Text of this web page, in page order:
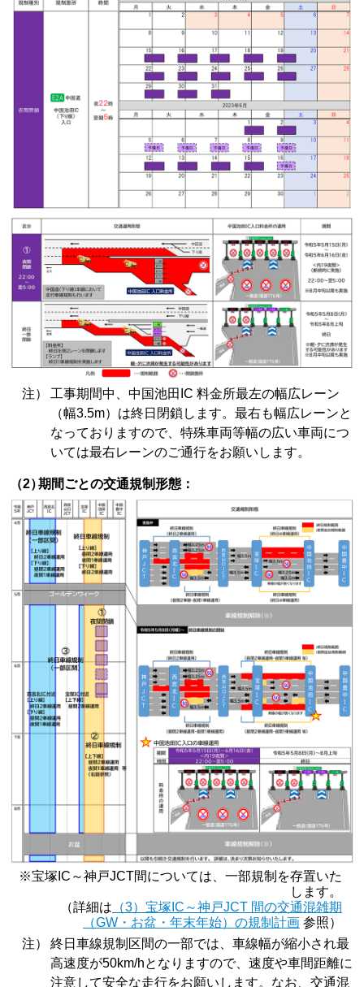
注）
工事期間中、中国池田IC 料金所最左の幅広レーン
（幅3.5m）は終日閉鎖します。最右も幅広レーンと
なっておりますので、特殊車両等幅の広い車両につ
いては最右レーンのご通行をお願いします。
（2）期間ごとの交通規制形態：
※宝塚IC～神戸JCT間については、一部規制を存置いた
します。
（詳細は （3）宝塚IC～神戸JCT 間の交通混雑期
（GW・お盆・年末年始）の規制計画 参照）
注）
終日車線規制区間の一部では、車線幅が縮小され最
高速度が50km/hとなりますので、速度や車間距離に
注意して安全な走行をお願いします。なお、交通混